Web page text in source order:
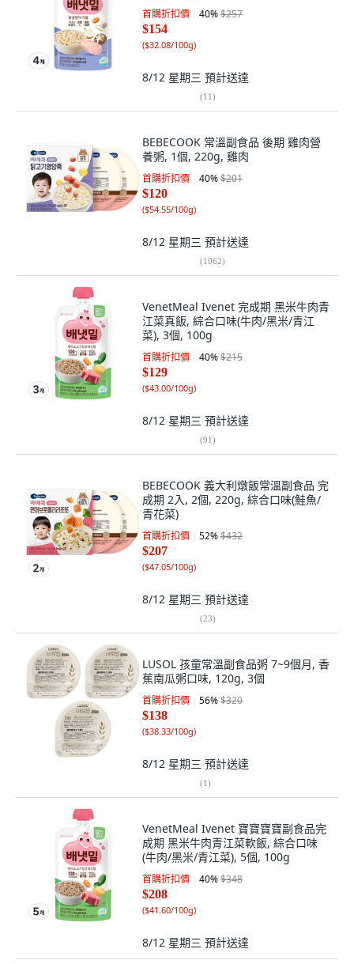
首購折扣價 40%$257
$154
($32.08/100g)
8/12 星期三 預計送達
(11)
BEBECOOK 常溫副食品 後期 雞肉營
養粥, 1個, 220g, 雞肉
首購折扣價 40%$201
$120
($54.55/100g)
8/12 星期三 預計送達
(1062)
VenetMeal Ivenet 完成期 黑米牛肉青
江菜真飯, 綜合口味(牛肉/黑米/青江
菜), 3個, 100g
首購折扣價 40%$215
$129
($43.00/100g)
8/12 星期三 預計送達
(91)
BEBECOOK 義大利燉飯常溫副食品 完
成期 2入, 2個, 220g, 綜合口味(鮭魚/
青花菜)
首購折扣價 52%$432
$207
($47.05/100g)
8/12 星期三 預計送達
(23)
LUSOL 孩童常溫副食品粥 7~9個月, 香
蕉南瓜粥口味, 120g, 3個
首購折扣價 56%$320
$138
($38.33/100g)
8/12 星期三 預計送達
(1)
VenetMeal Ivenet 寶寶寶寶副食品完
成期 黑米牛肉青江菜軟飯, 綜合口味
(牛肉/黑米/青江菜), 5個, 100g
首購折扣價 40%$348
$208
($41.60/100g)
8/12 星期三 預計送達